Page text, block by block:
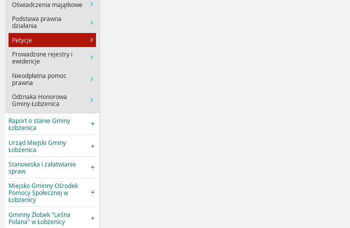
Oświadczenia majątkowe
Podstawa prawna
działania
Petycje
Prowadzone rejestry i
ewidencje
Nieodpłatna pomoc
prawna
Odznaka Honorowa
Gminy Łobżenica
Raport o stanie Gminy
Łobżenica
Urząd Miejski Gminy
Łobżenica
Stanowiska i załatwianie
spraw
Miejsko Gminny Ośrodek
Pomocy Społecznej w
Łobżenicy
Gminny Żłobek "Leśna
Polana" w Łobżenicy